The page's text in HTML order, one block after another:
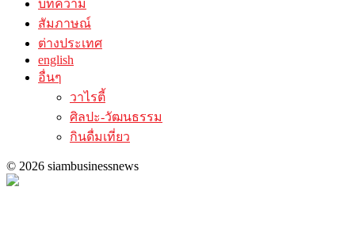
บทความ
สัมภาษณ์
ต่างประเทศ
english
อื่นๆ
วาไรตี้
ศิลปะ-วัฒนธรรม
กินดื่มเที่ยว
© 2026 siambusinessnews